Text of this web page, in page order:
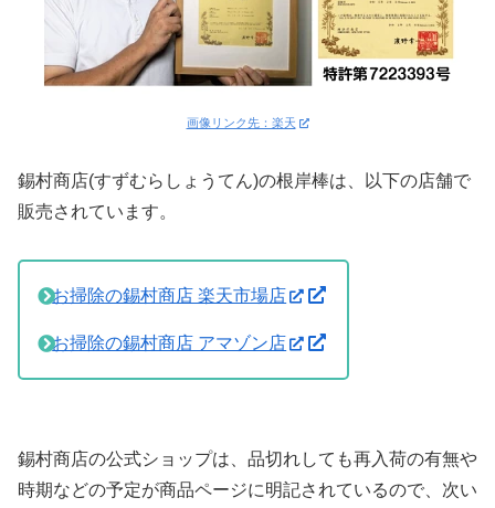
画像リンク先：楽天
錫村商店(すずむらしょうてん)の根岸棒は、以下の店舗で
販売されています。
お掃除の錫村商店 楽天市場店
お掃除の錫村商店 アマゾン店
錫村商店の公式ショップは、品切れしても再入荷の有無や
時期などの予定が商品ページに明記されているので、次い